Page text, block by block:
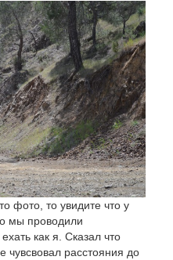
фото, то увидите что у
мы проводили
как я. Сказал что
расстояния до